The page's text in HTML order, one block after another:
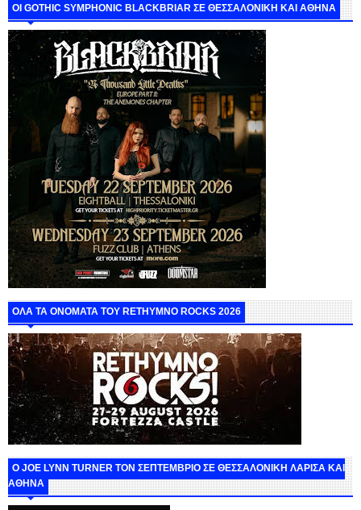
ΟΙ GOTHIC SYMPHONIC BLACKBRIAR ΣΕ ΘΕΣΣΑΛΟΝΙΚΗ ΚΑΙ ΑΘΗΝΑ
ΟΛΑ ΤΑ ΟΝΟΜΑΤΑ ΤΟΥ RETHYMNO ROCKS 2026
O JOE LYNN TURNER ΤΟΝ ΣΕΠΤΕΜΒΡΙΟ ΣΕ ΘΕΣΣΑΛΟΝΙΚΗ ΛΑΡΙΣΑ ΚΑΙ
ΑΘΗΝΑ